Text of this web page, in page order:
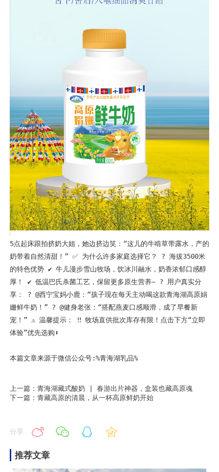
5点起床跟拍挤奶大姐，她边挤边笑：“这儿的牛啃草带露水，产的
奶带着自然清甜！” ✅ 为什么许多家庭选择它？ ? 海拔3500米
的特色优势 ✔️ 牛儿漫步雪山牧场，饮冰川融水，奶香浓郁口感醇
厚！ ✔️ 低温巴氏杀菌工艺，保留更多原生营养~ ? 用户真实分
享： ? @西宁宝妈小鹿：“孩子现在每天主动喝这款青海湖高原娟
姗鲜牛奶！” ? @健身老张：“搭配燕麦口感顺滑，成了早餐新
宠！” ⚠️ 温馨提示： ‼️ 牧场直供批次库存有限！点击下方“立即
体验”优先选购⬇️
本篇文章来源于微信公众号:%青海湖乳品%
上一篇：青海湖藏式酸奶 | 春游出片神器，盒装也藏高原魂
下一篇：青藏高原的清晨，从一杯高原鲜奶开始
分享
推荐文章